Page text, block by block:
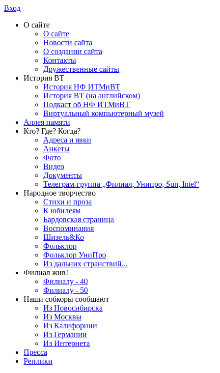
Вход
О сайте
О сайте
Новости сайта
О создании сайта
Контакты
Дружественные сайты
История ВТ
История НФ ИТМиВТ
История ВТ (на английском)
Подкаст об НФ ИТМиВТ
Виртуальный компьютерный музей
Аллея памяти
Кто? Где? Когда?
Адреса и явки
Анкеты
Фото
Видео
Документы
Телеграм-группа „Филиал, Унипро, Sun, Intel“
Народное творчество
Стихи и проза
К юбилеям
Бардовская страница
Воспоминания
Шизель&Ко
Фольклор
Фольклор УниПро
Из дальних странствий...
Филиал жив!
Филиалу - 40
Филиалу - 50
Наши собкоры сообщают
Из Новосибирска
Из Москвы
Из Калифорнии
Из Германии
Из Интернета
Пресса
Реплики